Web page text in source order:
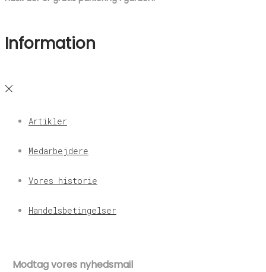
Information
Artikler
Medarbejdere
Vores historie
Handelsbetingelser
Modtag vores nyhedsmail